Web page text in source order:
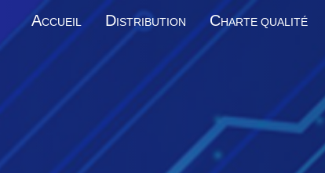
ACCUEIL DISTRIBUTION CHARTE QUALITÉ